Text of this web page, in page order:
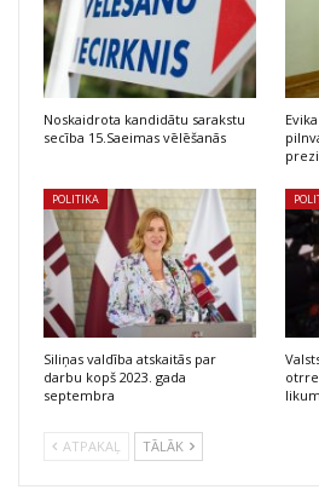
Noskaidrota kandidātu sarakstu
secība 15.Saeimas vēlēšanās
POLITIKA
Siliņas valdība atskaitās par
darbu kopš 2023. gada
septembra
ATPAKAĻ TĀLĀK